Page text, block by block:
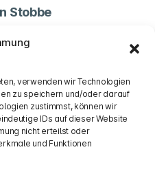
verwenden wir Technologien
zu speichern und/oder darauf
zustimmst, können wir
IDs auf dieser Website
nicht erteilst oder
und Funktionen
Stobbe